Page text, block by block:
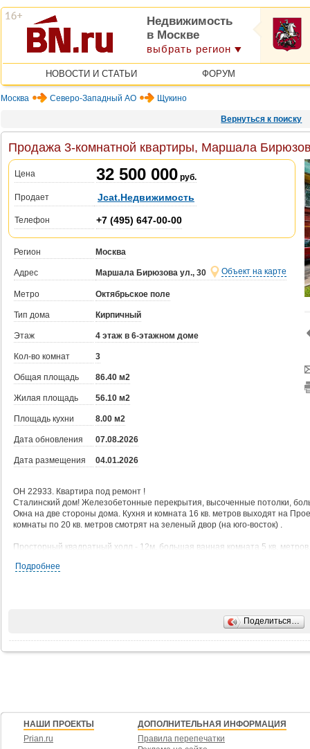
Недвижимость
в Москве
выбрать регион
НОВОСТИ И СТАТЬИ ФОРУМ
Москва Северо-Западный АО Щукино
Вернуться к поиску
Продажа 3-комнатной квартиры, Маршала
Цена 32 500 000 руб.
Продает Jcat.Недвижимость
Телефон +7 (495) 647-00-00
Регион Москва
Адрес Маршала Бирюзова ул., 30 Объект на карте
Метро Октябрьское поле
Тип дома Кирпичный
Этаж 4 этаж в 6-этажном доме
Кол-во комнат 3
Общая площадь 86.40 м2
Жилая площадь 56.10 м2
Площадь кухни 8.00 м2
Дата обновления 07.08.2026
Дата размещения 04.01.2026
ОН 22933. Квартира под ремонт !
Сталинский дом! Железобетонные перекрытия, высоченные потолки,
Окна на две стороны дома. Кухня и комната 16 кв. метров выходят на
комнаты по 20 кв. метров смотрят на зеленый двор (на юго-восток) .
Просторный квадратный холл - 12м, большая ванная комната 5 кв.
Один взрослый собственник, приватизация 1992 года, полная стоимость
Подробнее
Поделиться…
НАШИ ПРОЕКТЫ
Prian.ru
ДОПОЛНИТЕЛЬНАЯ ИНФОРМАЦИЯ
Правила перепечатки